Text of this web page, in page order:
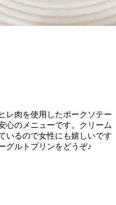
レ肉を使用したポークソテー
心のメニューです。クリーム
いるので女性にも嬉しいです
グルトプリンをどうぞ♪